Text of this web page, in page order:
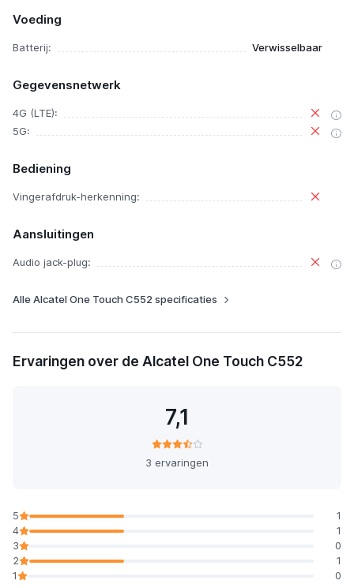
Voeding
Batterij: Verwisselbaar
Gegevensnetwerk
4G (LTE):
5G:
Bediening
Vingerafdruk-herkenning:
Aansluitingen
Audio jack-plug:
Alle Alcatel One Touch C552 specificaties
Ervaringen over de Alcatel One Touch C552
7,1
3 ervaringen
5
1
4
1
3
0
2
1
1
0